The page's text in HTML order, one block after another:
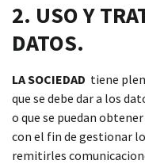
2. USO Y
DATOS.
LA SOCIEDAD tiene
que se debe dar a los
o que se puedan
con el fin de gestionar
remitirles